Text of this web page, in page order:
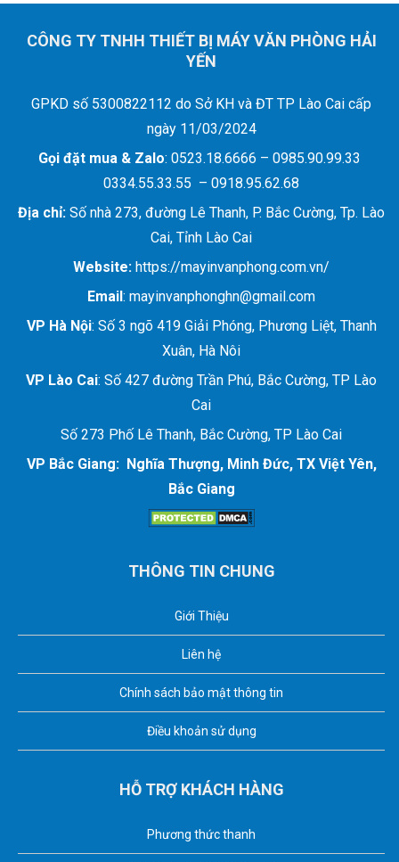
CÔNG TY TNHH THIẾT BỊ MÁY VĂN PHÒNG HẢI
YẾN
GPKD số 5300822112 do Sở KH và ĐT TP Lào Cai cấp
ngày 11/03/2024
Gọi đặt mua & Zalo: 0523.18.6666 – 0985.90.99.33
0334.55.33.55 – 0918.95.62.68
Địa chỉ: Số nhà 273, đường Lê Thanh, P. Bắc Cường, Tp. Lào
Cai, Tỉnh Lào Cai
Website: https://mayinvanphong.com.vn/
Email: mayinvanphonghn@gmail.com
VP Hà Nội: Số 3 ngõ 419 Giải Phóng, Phương Liệt, Thanh
Xuân, Hà Nôi
VP Lào Cai: Số 427 đường Trần Phú, Bắc Cường, TP Lào
Cai
Số 273 Phố Lê Thanh, Bắc Cường, TP Lào Cai
VP Bắc Giang: Nghĩa Thượng, Minh Đức, TX Việt Yên,
Bắc Giang
THÔNG TIN CHUNG
Giới Thiệu
Liên hệ
Chính sách bảo mật thông tin
Điều khoản sử dụng
HỖ TRỢ KHÁCH HÀNG
Phương thức thanh